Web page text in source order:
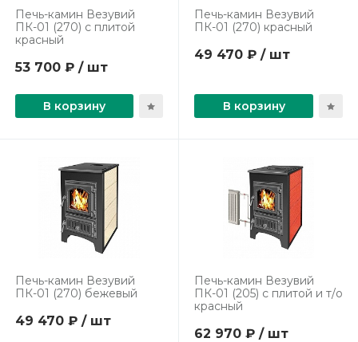
Печь-камин Везувий
ПК-01 (270) с плитой
красный
53 700 ₽ / шт
В корзину
Печь-камин Везувий
ПК-01 (270) красный
49 470 ₽ / шт
В корзину
Печь-камин Везувий
ПК-01 (270) бежевый
49 470 ₽ / шт
Печь-камин Везувий
ПК-01 (205) с плитой и т/о
красный
62 970 ₽ / шт